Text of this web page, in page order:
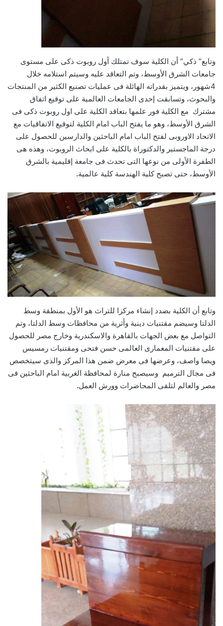
وتابع” ذكي” أن الكلية سوف تمتلك أول روبوت ذكى على مستوى
جامعات الشرق الأوسط، وتم التعاقد عليه وسيتم استلامه خلال
4شهور، ويتميز بقدراته الهائلة فى عمليات تصنيع الكثير من المنتجات
والبحوث، وتسابقت إحدى الجامعات العالمية على توقيع اتفاق
مشترك مع الكلية فور علمها بتعاقد الكلية على اول روبوت ذكى فى
الشرق الأوسط، وهو ما يفتح الباب امام الكلية لتوقيع الاتفاقيات مع
الاتحاد الاوروبى لفتح الباب امام الباحثين والدارسين للحصول على
درجة الماجستير والدكتوراة بالكلية على ابحاث الروبوت، وهذه هى
الطفرة الأولى من نوعها التى تحدث فى جامعة إقليمية بالشرق
الأوسط، حتى تصبح كلية الهندسة كلية عالمية.
وتابع أن الكلية بصدد إنشاء مركزا للتراث هو الأول بمنطقة وسط
الدلتا وسيضم مقتنيات دينية وأثرية من محافظات وسط الدلتا، وتم
التواصل مع بعض الجهات بالقاهرة والاسكندرية وخارج مصر للحصول
على مقتنيات المعمارى العالمى حسن فتحى ومقتنيات رمسيس
ويصا واصف، وعرضها فى معرض ضمن هذا المركز والذى سيتخصص
فى مجال الترميم وسيصبح منارة لمحافظة الغربية امام الباحثين فى
مصر والعالم لتلقى المحاضرات وورش العمل.